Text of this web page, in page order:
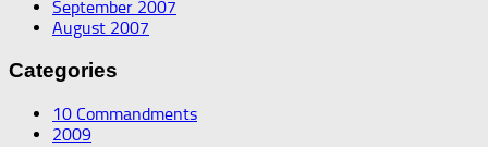
September 2007
August 2007
Categories
10 Commandments
2009